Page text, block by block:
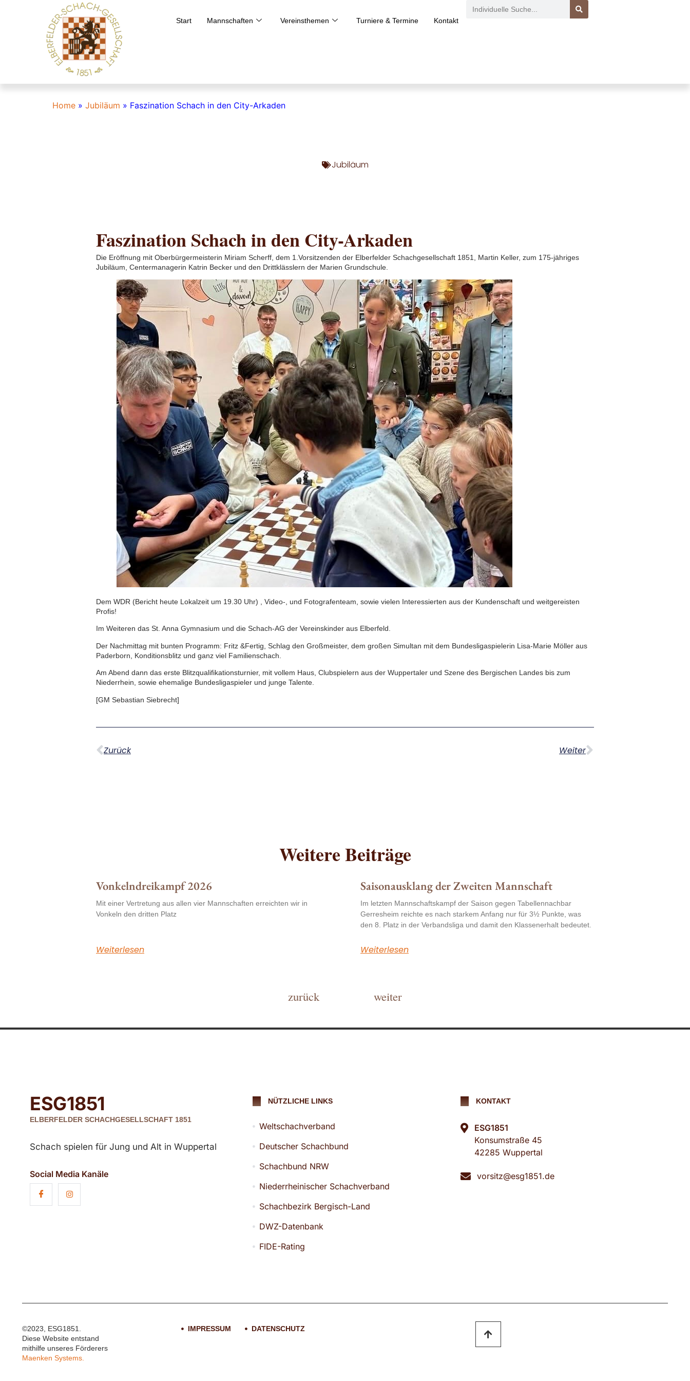
Start Mannschaften Vereinsthemen Turniere & Termine Kontakt
Home » Jubiläum » Faszination Schach in den City-Arkaden
Jubiläum
Faszination Schach in den City-Arkaden
Die Eröffnung mit Oberbürgermeisterin Miriam Scherff, dem 1.Vorsitzenden der Elberfelder Schachgesellschaft 1851, Martin Keller, zum 175-jähriges
Jubiläum, Centermanagerin Katrin Becker und den Drittklässlern der Marien Grundschule.
Dem WDR (Bericht heute Lokalzeit um 19.30 Uhr) , Video-, und Fotografenteam, sowie vielen Interessierten aus der Kundenschaft und weitgereisten
Profis!
Im Weiteren das St. Anna Gymnasium und die Schach-AG der Vereinskinder aus Elberfeld.
Der Nachmittag mit bunten Programm: Fritz &Fertig, Schlag den Großmeister, dem großen Simultan mit dem Bundesligaspielerin Lisa-Marie Möller aus
Paderborn, Konditionsblitz und ganz viel Familienschach.
Am Abend dann das erste Blitzqualifikationsturnier, mit vollem Haus, Clubspielern aus der Wuppertaler und Szene des Bergischen Landes bis zum
Niederrhein, sowie ehemalige Bundesligaspieler und junge Talente.
[GM Sebastian Siebrecht]
Zurück Weiter
Weitere Beiträge
Vonkelndreikampf 2026
Mit einer Vertretung aus allen vier Mannschaften erreichten wir in
Vonkeln den dritten Platz
Weiterlesen
Saisonausklang der Zweiten Mannschaft
Im letzten Mannschaftskampf der Saison gegen Tabellennachbar
Gerresheim reichte es nach starkem Anfang nur für 3½ Punkte, was
den 8. Platz in der Verbandsliga und damit den Klassenerhalt bedeutet.
Weiterlesen
zurück weiter
ESG1851
ELBERFELDER SCHACHGESELLSCHAFT 1851
Schach spielen für Jung und Alt in Wuppertal
Social Media Kanäle
NÜTZLICHE LINKS
Weltschachverband
Deutscher Schachbund
Schachbund NRW
Niederrheinischer Schachverband
Schachbezirk Bergisch-Land
DWZ-Datenbank
FIDE-Rating
KONTAKT
ESG1851
Konsumstraße 45
42285 Wuppertal
vorsitz@esg1851.de
©2023, ESG1851.
Diese Website entstand
mithilfe unseres Förderers
Maenken Systems.
IMPRESSUM DATENSCHUTZ